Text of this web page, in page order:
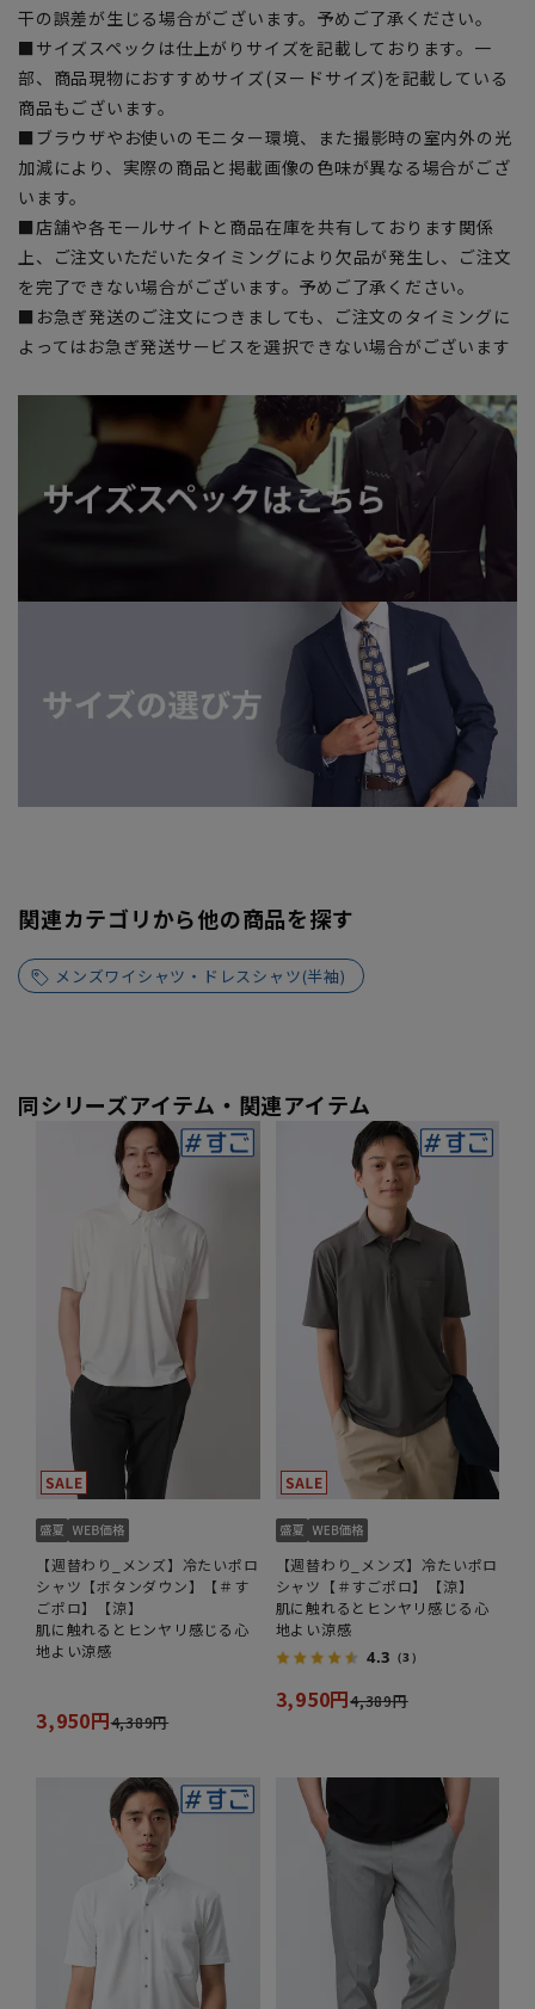
干の誤差が生じる場合がございます。予めご了承ください。
■サイズスペックは仕上がりサイズを記載しております。一
部、商品現物におすすめサイズ(ヌードサイズ)を記載している
商品もございます。
■ブラウザやお使いのモニター環境、また撮影時の室内外の光
加減により、実際の商品と掲載画像の色味が異なる場合がござ
います。
■店舗や各モールサイトと商品在庫を共有しております関係
上、ご注文いただいたタイミングにより欠品が発生し、ご注文
を完了できない場合がございます。予めご了承ください。
■お急ぎ発送のご注文につきましても、ご注文のタイミングに
よってはお急ぎ発送サービスを選択できない場合がございます
関連カテゴリから他の商品を探す
メンズワイシャツ・ドレスシャツ(半袖)
同シリーズアイテム・関連アイテム
【週替わり_メンズ】冷たいポロ
シャツ【ボタンダウン】【＃す
ごポロ】【涼】
肌に触れるとヒンヤリ感じる心
地よい涼感
3,950円4,389円
【週替わり_メンズ】冷たいポロ
シャツ【＃すごポロ】【涼】
肌に触れるとヒンヤリ感じる心
地よい涼感
4.3 （3）
3,950円4,389円